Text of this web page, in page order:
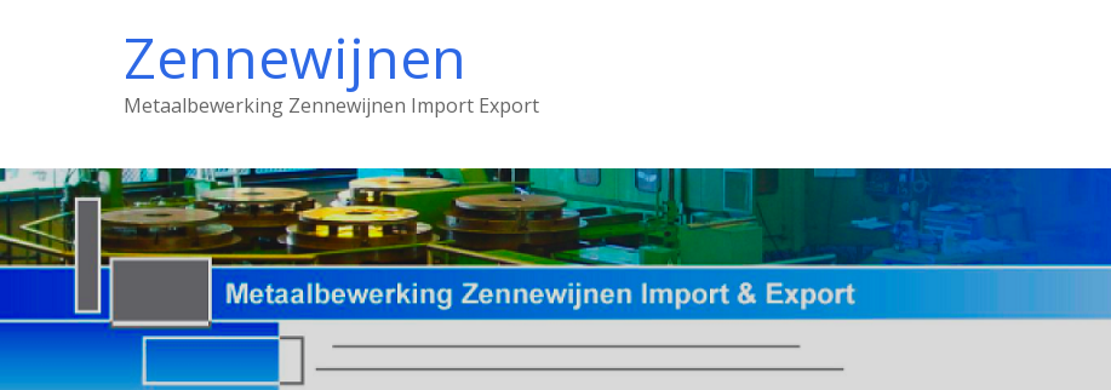
Zennewijnen
Metaalbewerking Zennewijnen Import Export